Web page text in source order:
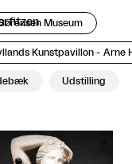
Museum
Kunstpavillon - Arne
Udstilling